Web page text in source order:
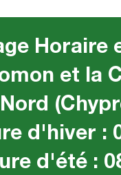
Horaire
et la
Nord
d'hiver :
d'été :